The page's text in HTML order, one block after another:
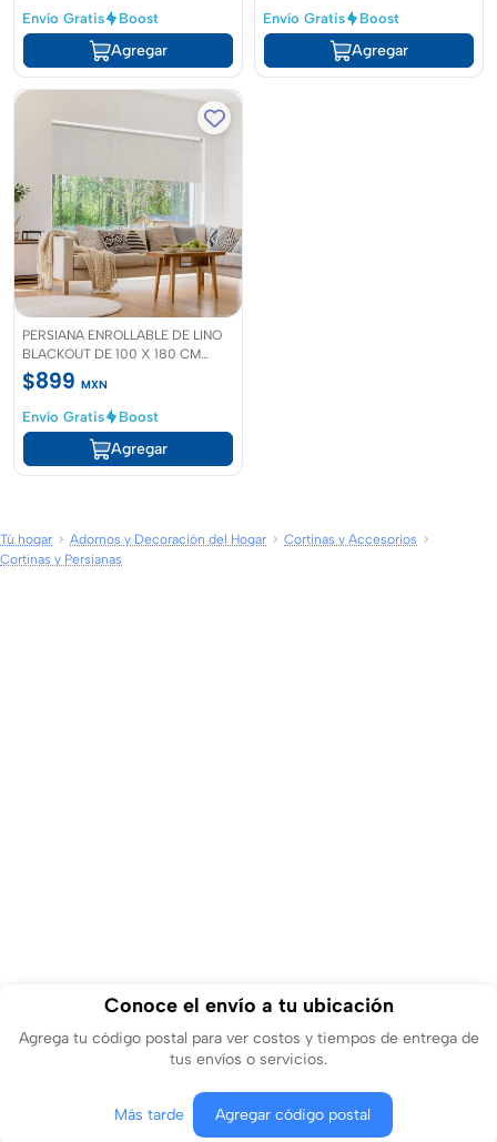
Conoce el envío a tu ubicación
Agrega tu código postal para ver costos y tiempos de entrega de
tus envíos o servicios.
Más tarde Agregar código postal
Agregar al carrito Comprar ahora
Envío Gratis
Boost
Agregar
Envío Gratis
Boost
Agregar
PERSIANA ENROLLABLE DE LINO
BLACKOUT DE 100 X 180 CM
MARFIL
$899 MXN
Envío Gratis
Boost
Agregar
Tú hogar Adornos y Decoración del Hogar
Cortinas y Accesorios
Cortinas y Persianas